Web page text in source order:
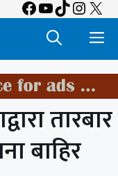
Facebook
YouTube
TikTok
X
तारबार
बाहिर